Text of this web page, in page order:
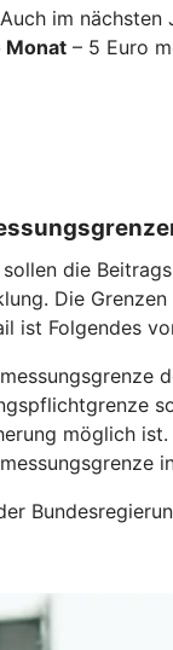
im
Monat – 5 Euro
die
Die
ist Folgendes
möglich ist.